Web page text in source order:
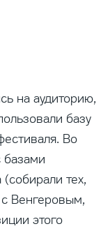
на аудиторию,
базу
Во
базами
тех,
с Венгеровым,
этого